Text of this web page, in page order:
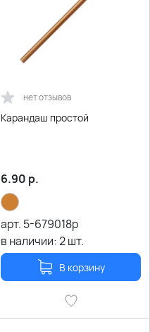
нет отзывов
Карандаш простой
6.90 р.
арт. 5-679018p
в наличии:2шт.
В корзину